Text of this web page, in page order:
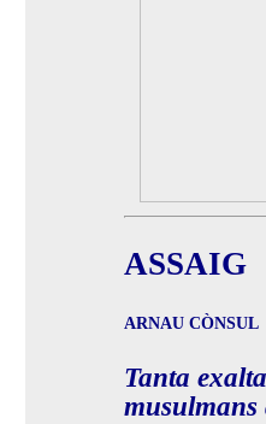
ASSAIG
ARNAU CÒNSUL
Tanta
musulmans